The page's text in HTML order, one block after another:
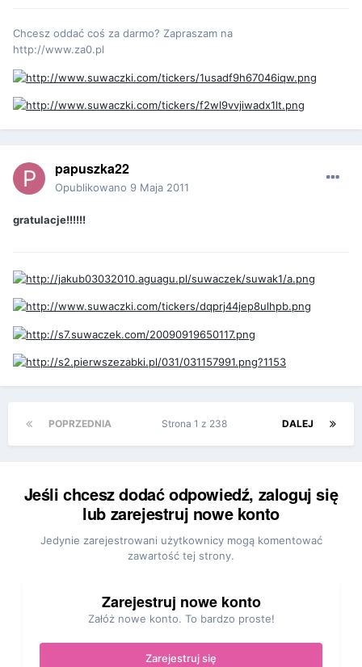
Chcesz oddać coś za darmo? Zapraszam na
http://www.za0.pl
papuszka22
Opublikowano 9 Maja 2011
gratulacje!!!!!!
POPRZEDNIA DALEJ
Strona 1 z 238
Jeśli chcesz dodać odpowiedź, zaloguj się
lub zarejestruj nowe konto
Jedynie zarejestrowani użytkownicy mogą komentować
zawartość tej strony.
Zarejestruj nowe konto
Załóż nowe konto. To bardzo proste!
Zarejestruj się